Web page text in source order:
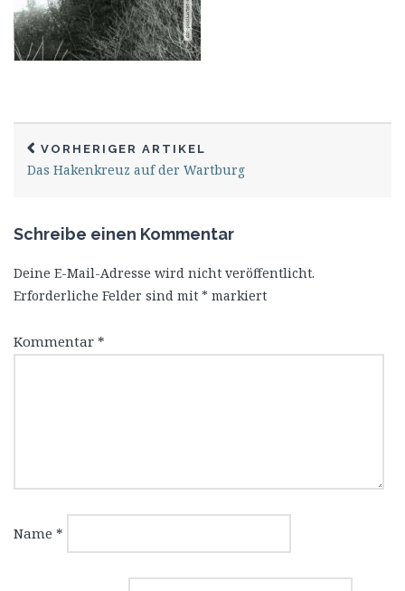
VORHERIGER ARTIKEL
Das Hakenkreuz auf der Wartburg
Schreibe einen Kommentar
Deine E-Mail-Adresse wird nicht veröffentlicht.
Erforderliche Felder sind mit * markiert
Kommentar *
Name *